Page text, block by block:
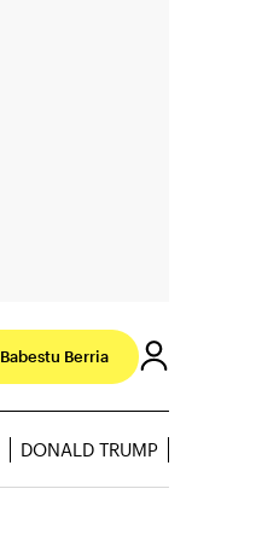
Babestu Berria
DONALD TRUMP